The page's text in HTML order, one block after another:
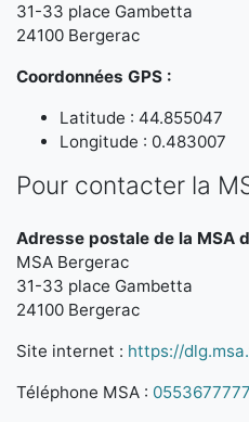
31-33 place Gambetta
24100 Bergerac
Coordonnées GPS :
Latitude : 44.855047
Longitude : 0.483007
Pour contacter la
Adresse postale de la MSA
MSA Bergerac
31-33 place Gambetta
24100 Bergerac
Site internet : https://
Téléphone MSA : 0553677777